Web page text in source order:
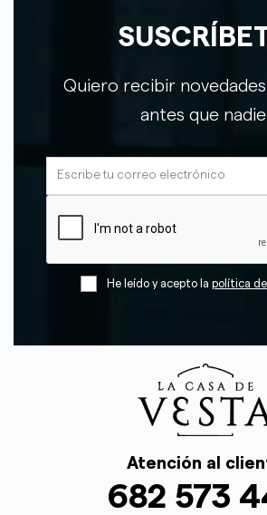
Quiero recibir
antes que nadie
He leído y acepto la política
Atención al
682 573